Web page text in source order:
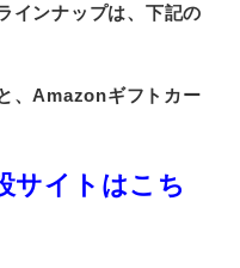
インナップは、下記の
、Amazonギフトカー
サイトはこち